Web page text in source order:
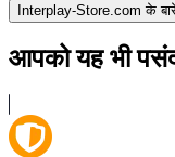
Interplay-Store.com के
आपको यह भी